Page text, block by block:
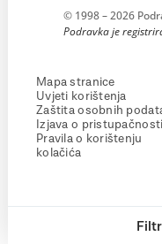
© 1998 – 2026
Podravka je
Mapa stranice
Uvjeti korištenja
Zaštita osobnih
Izjava o pristupačnosti
Pravila o korištenju
kolačića